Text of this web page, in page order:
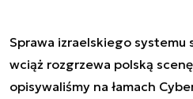
Sprawa izraelskiego systemu
wciąż rozgrzewa polską
opisywaliśmy na łamach